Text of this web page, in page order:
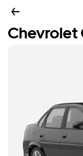
Chevrolet